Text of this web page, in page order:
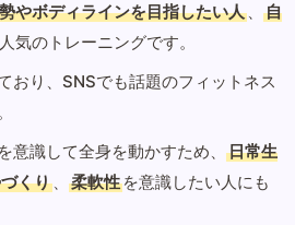
やボディラインを目指したい人 、
自
気のトレーニングです。
おり、SNSでも話題のフィットネス
意識して全身を動かすため、
日常生
くり 、 柔軟性 を意識したい人にも